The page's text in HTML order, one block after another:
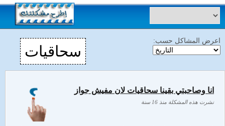
سحاقيات
اعرض المشاكل حسب:
انا وصاحبتي بقينا سحاقيات لان مفيش جواز
نشرت هذه المشكلة منذ 16 سنة